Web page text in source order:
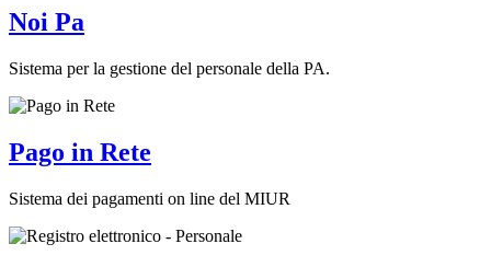
Noi Pa
Sistema per la gestione del personale della PA.
Pago in Rete
Sistema dei pagamenti on line del MIUR